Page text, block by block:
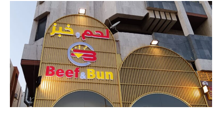
لوحات
اعلانية
للمحلات
فى
جده